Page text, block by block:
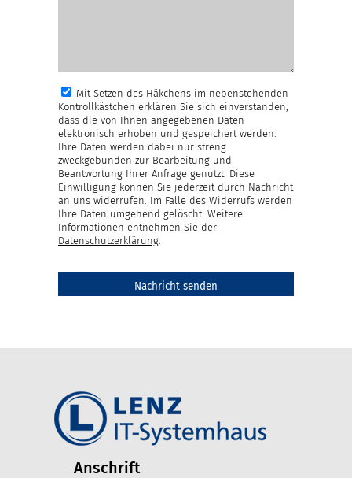
Mit Setzen des Häkchens im nebenstehenden
Kontrollkästchen erklären Sie sich einverstanden,
dass die von Ihnen angegebenen Daten
elektronisch erhoben und gespeichert werden.
Ihre Daten werden dabei nur streng
zweckgebunden zur Bearbeitung und
Beantwortung Ihrer Anfrage genutzt. Diese
Einwilligung können Sie jederzeit durch Nachricht
an uns widerrufen. Im Falle des Widerrufs werden
Ihre Daten umgehend gelöscht. Weitere
Informationen entnehmen Sie der
Datenschutzerklärung
Anschrift